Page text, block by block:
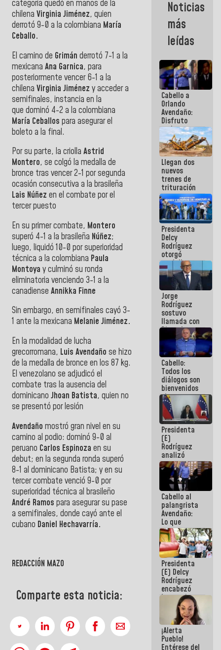
categoría quedó en manos de la
chilena Virginia Jiménez, quien
derrotó 9-0 a la colombiana María
Ceballo.
El camino de Grimán derrotó 7-1 a la
mexicana Ana Garnica, para
posteriormente vencer 6-1 a la
chilena Virginia Jiménez y acceder a
semifinales, instancia en la
que dominó 4-2 a la colombiana
María Ceballos para asegurar el
boleto a la final.
Por su parte, la criolla Astrid
Montero, se colgó la medalla de
bronce tras vencer 2-1 por segunda
ocasión consecutiva a la brasileña
Lais Núñez en el combate por el
tercer puesto
En su primer combate, Montero
superó 4-1 a la brasileña Núñez;
luego, liquidó 10-0 por superioridad
técnica a la colombiana Paula
Montoya y culminó su ronda
eliminatoria venciendo 3-1 a la
canadiense Annikka Finne
Sin embargo, en semifinales cayó 3-
1 ante la mexicana Melanie Jiménez.
En la modalidad de lucha
grecorromana, Luis Avendaño se hizo
de la medalla de bronce en los 87 kg.
El venezolano se adjudicó el
combate tras la ausencia del
dominicano Jhoan Batista, quien no
se presentó por lesión
Avendaño mostró gran nivel en su
camino al podio: dominó 9-0 al
peruano Carlos Espinoza en su
debut; en la segunda ronda superó
8-1 al dominicano Batista; y en su
tercer combate venció 9-0 por
superioridad técnica al brasileño
André Ramos para asegurar su pase
a semifinales, donde cayó ante el
cubano Daniel Hechavarría.
REDACCIÓN MAZO
Comparte esta noticia:
a Juntas de
Condominio
Noticias
más
leídas
Cabello a
Orlando
Avendaño:
Disfruto
cada vez
que escribes
porque lo
que haces
es
embarrarla
Llegan dos
nuevos
trenes de
trituración
para
optimizar
manejo de
escombros
en La Guaira
Presidenta
Delcy
Rodríguez
otorgó
medalla
"Héroe de
Venezuela"
a servidores
públicos
Jorge
Rodríguez
sostuvo
llamada con
Dinorah
Figuera y
acuerdan
primer
encuentro
presencial
para el
diálogo
Cabello:
Todos los
diálogos son
bienvenidos
siempre que
estén en el
marco de la
Constitución
de la
República
Presidenta
(E)
Rodríguez
analizó
junto a
gobernadores
planes de
recuperación
del Sistema
Eléctrico
Nacional
Cabello al
palangrista
Avendaño:
Lo que
vayas a
escribir
hazlo hoy
por que no
sabemos si
la semana
que viene
hay
programa
Presidenta
(E) Delcy
Rodríguez
encabezó
lanzamiento
del Plan
Nacional de
Recreación
Vacacional
¡Alerta
Pueblo!
Entérese del